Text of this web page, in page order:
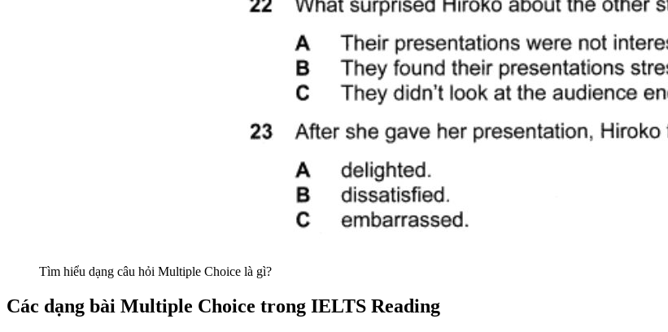
Tìm hiểu dạng câu hỏi Multiple Choice là gì?
Các dạng bài Multiple Choice trong IELTS Reading